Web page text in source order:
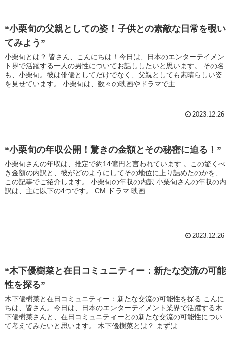
“小栗旬の父親としての姿！子供との素敵な日常を覗い
てみよう”
小栗旬とは？ 皆さん、こんにちは！今日は、日本のエンターテイメン
ト界で活躍する一人の男性についてお話ししたいと思います。 その名
も、小栗旬。彼は俳優としてだけでなく、父親としても素晴らしい姿
を見せています。 小栗旬は、数々の映画やドラマで主...
2023.12.26
“小栗旬の年収公開！驚きの金額とその秘密に迫る！”
小栗旬さんの年収は、推定で約14億円と言われています 。この驚くべ
き金額の内訳と、彼がどのようにしてその地位に上り詰めたのかを、
この記事でご紹介します。 小栗旬の年収の内訳 小栗旬さんの年収の内
訳は、主に以下の4つです。 CM ドラマ 映画...
2023.12.26
“木下優樹菜と在日コミュニティー：新たな交流の可能
性を探る”
木下優樹菜と在日コミュニティー：新たな交流の可能性を探る こんに
ちは、皆さん。今日は、日本のエンターテイメント業界で活躍する木
下優樹菜さんと、在日コミュニティーとの新たな交流の可能性につい
て考えてみたいと思います。 木下優樹菜とは？ まずは...